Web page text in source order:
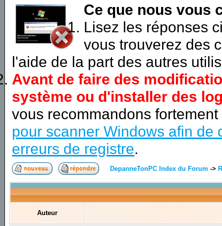
Ce que nous vous
Lisez les réponses
vous trouverez des
l'aide de la part des autres
Avant de faire des
système ou d'installer des
vous recommandons
pour scanner Windows afin de
erreurs de registre.
DepanneTonPC Index du Forum ->
Auteur